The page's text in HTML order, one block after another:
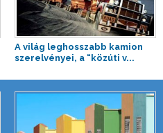
A világ leghosszabb kamion
szerelvényei, a “közúti v...